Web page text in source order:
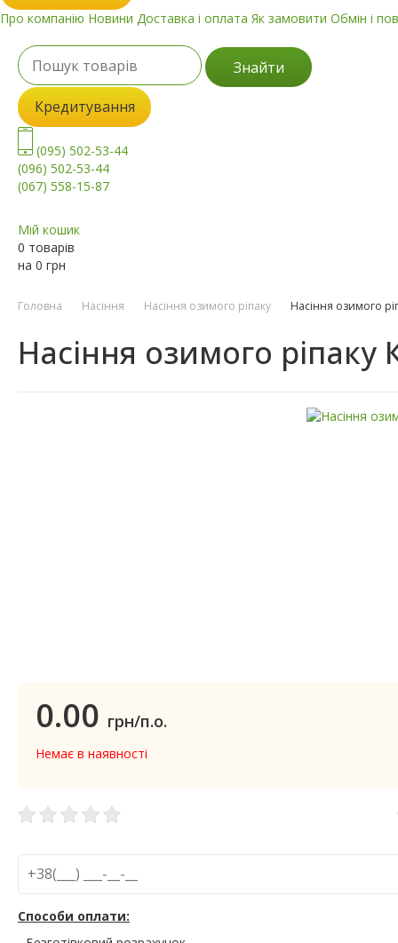
Про компанію Новини Доставка і оплата Як замовити Обмін і
Знайти
Кредитування
(095) 502-53-44
(096) 502-53-44
(067) 558-15-87
Мій кошик
0 товарів
на 0 грн
Головна Насіння Насіння озимого ріпаку Насіння озимого
Насіння озимого ріпаку
0.00 грн/п.о.
Немає в наявності
Способи оплати: